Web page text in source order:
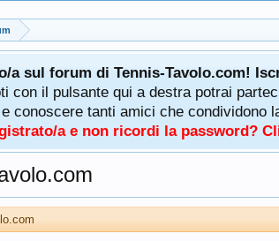
a sul forum di Tennis-Tavolo.com!
con il pulsante qui a destra potrai
conoscere tanti amici che condividono
a e non ricordi la password?